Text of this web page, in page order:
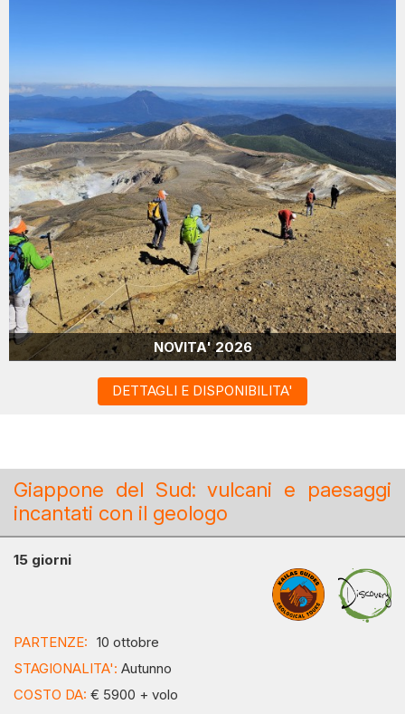
NOVITA' 2026
DETTAGLI E DISPONIBILITA'
Giappone del Sud: vulcani e paesaggi
incantati con il geologo
15 giorni
PARTENZE: 10 ottobre
STAGIONALITA': Autunno
COSTO DA: € 5900 + volo